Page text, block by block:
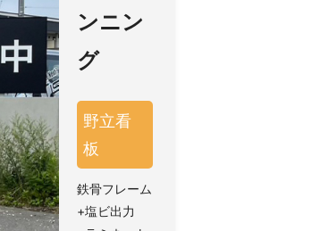
ンニン
グ
野立看
板
鉄骨フレーム
+塩ビ出力